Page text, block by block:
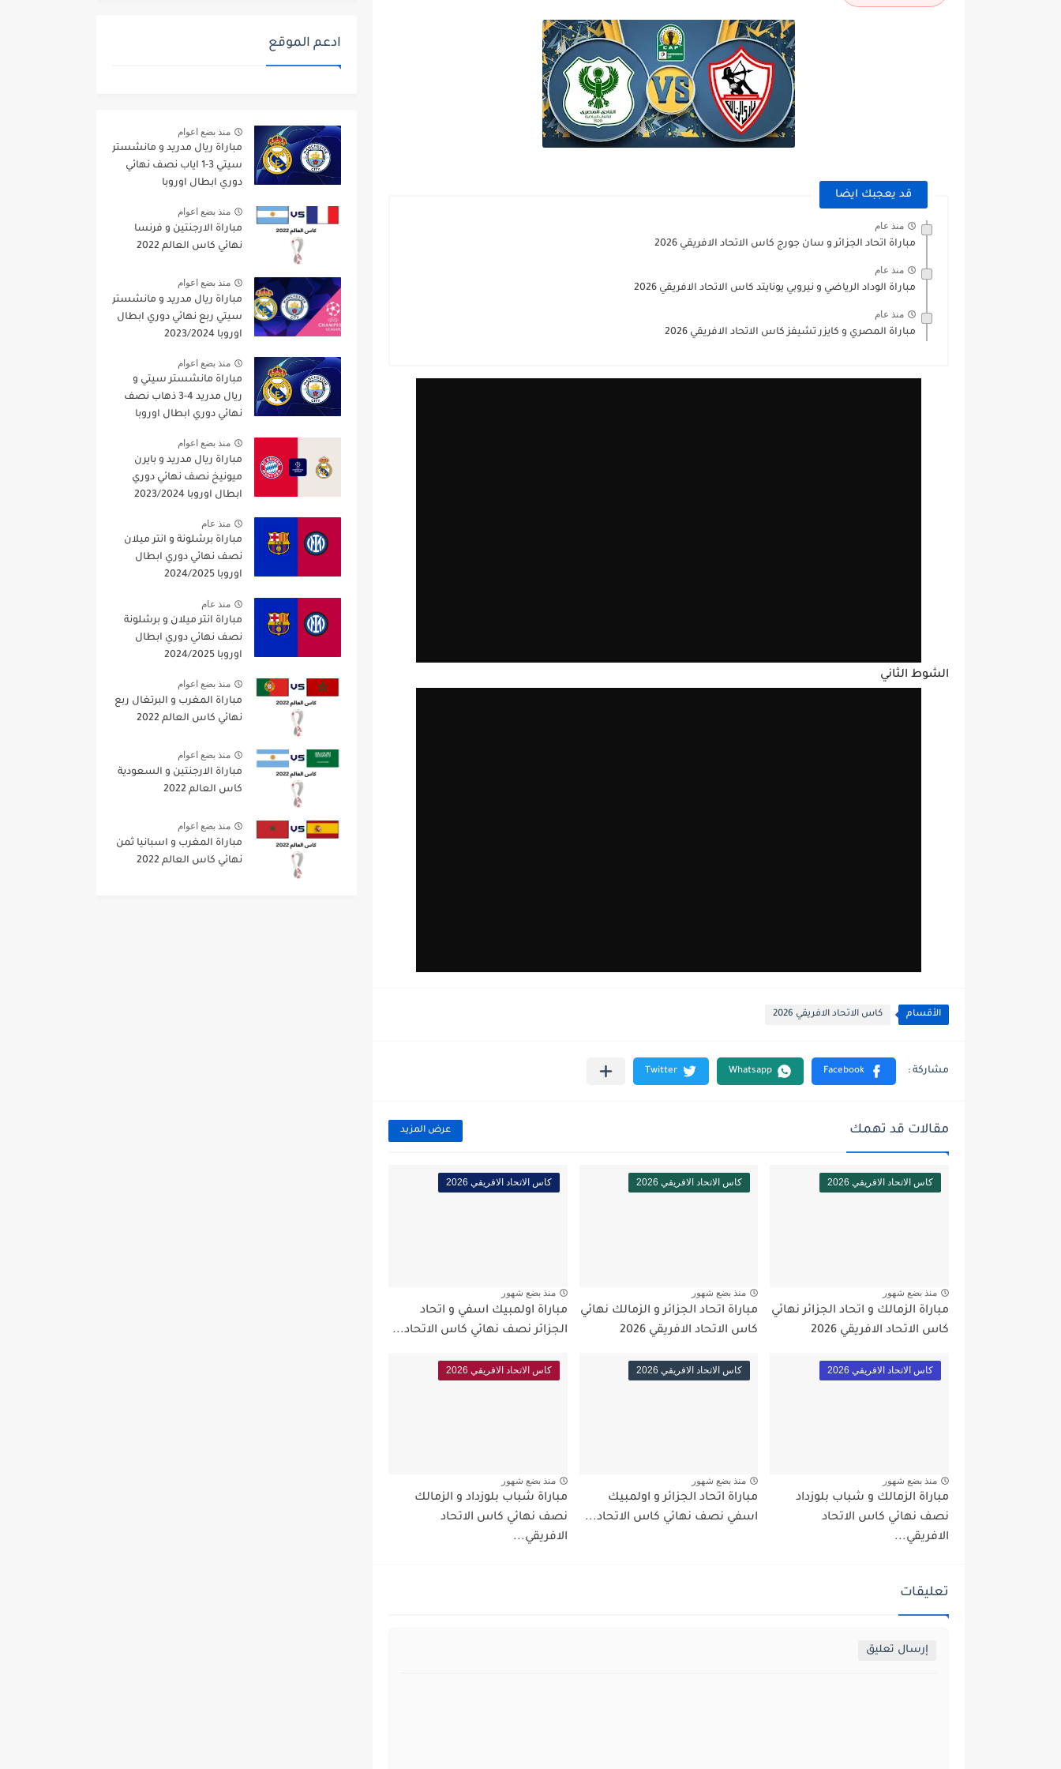
قد يعجبك ايضا
منذ عام
مباراة اتحاد الجزائر و سان جورج كاس الاتحاد الافريقي 2026
منذ عام
مباراة الوداد الرياضي و نيروبي يونايتد كاس الاتحاد الافريقي 2026
منذ عام
مباراة المصري و كايزر تشيفز كاس الاتحاد الافريقي 2026
الشوط الثاني
الأقسام كاس الاتحاد الافريقي 2026
مقالات قد تهمك عرض المزيد
كاس الاتحاد الافريقي 2026
منذ بضع شهور
مباراة الزمالك و اتحاد الجزائر نهائي
كاس الاتحاد الافريقي 2026
كاس الاتحاد الافريقي 2026
منذ بضع شهور
مباراة اتحاد الجزائر و الزمالك نهائي
كاس الاتحاد الافريقي 2026
كاس الاتحاد الافريقي 2026
منذ بضع شهور
مباراة اولمبيك اسفي و اتحاد
الجزائر نصف نهائي كاس الاتحاد...
كاس الاتحاد الافريقي 2026
منذ بضع شهور
مباراة الزمالك و شباب بلوزداد
نصف نهائي كاس الاتحاد
الافريقي...
كاس الاتحاد الافريقي 2026
منذ بضع شهور
مباراة اتحاد الجزائر و اولمبيك
اسفي نصف نهائي كاس الاتحاد...
كاس الاتحاد الافريقي 2026
منذ بضع شهور
مباراة شباب بلوزداد و الزمالك
نصف نهائي كاس الاتحاد
الافريقي...
تعليقات
إرسال تعليق
ادعم الموقع
منذ بضع اعوام
مباراة ريال مدريد و مانشستر
سيتي 3-1 اياب نصف نهائي
دوري ابطال اوروبا
منذ بضع اعوام
مباراة الارجنتين و فرنسا
نهائي كاس العالم 2022
منذ بضع اعوام
مباراة ريال مدريد و مانشستر
سيتي ربع نهائي دوري ابطال
اوروبا 2023/2024
منذ بضع اعوام
مباراة مانشستر سيتي و
ريال مدريد 4-3 ذهاب نصف
نهائي دوري ابطال اوروبا
منذ بضع اعوام
مباراة ريال مدريد و بايرن
ميونيخ نصف نهائي دوري
ابطال اوروبا 2023/2024
منذ عام
مباراة برشلونة و انتر ميلان
نصف نهائي دوري ابطال
اوروبا 2024/2025
منذ عام
مباراة انتر ميلان و برشلونة
نصف نهائي دوري ابطال
اوروبا 2024/2025
منذ بضع اعوام
مباراة المغرب و البرتغال ربع
نهائي كاس العالم 2022
منذ بضع اعوام
مباراة الارجنتين و السعودية
كاس العالم 2022
منذ بضع اعوام
مباراة المغرب و اسبانيا ثمن
نهائي كاس العالم 2022